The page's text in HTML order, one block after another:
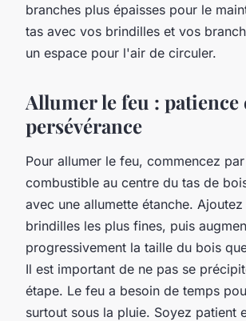
branches plus épaisses pour le
tas avec vos brindilles et vos
un espace pour l'air de circuler.
Allumer le feu : patience
persévérance
Pour allumer le feu, commencez
combustible au centre du tas de
avec une allumette étanche.
brindilles les plus fines, puis
progressivement la taille du bois
Il est important de ne pas se
étape. Le feu a besoin de temps
surtout sous la pluie. Soyez patient